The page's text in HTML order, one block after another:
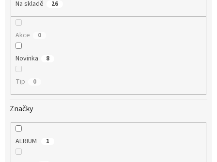
Na skladě 26
Akce 0
Novinka 8
Tip 0
Značky
AERIUM 1